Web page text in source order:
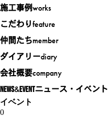
施工事例works
こだわりfeature
仲間たちmember
ダイアリーdiary
会社概要company
NEWS&EVENTニュース・イベント
イベント
0